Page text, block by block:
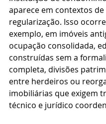
aparece em contextos de
regularização. Isso
exemplo, em imóveis
ocupação consolidada,
construídas sem a
completa, divisões
entre herdeiros ou
imobiliárias que exigem
técnico e jurídico